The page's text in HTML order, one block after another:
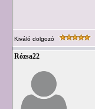
Kiváló dolgozó
Rózsa22